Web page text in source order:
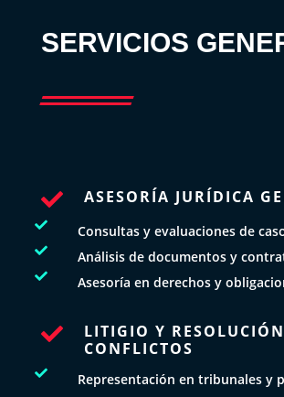
SERVICIOS
 ASESORÍA JURÍDICA
 Consultas y evaluaciones de
 Análisis de documentos y
 Asesoría en derechos y

LITIGIO Y
CONFLICTOS

Representación en tribunales y